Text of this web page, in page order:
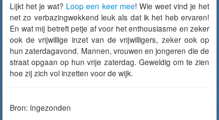
Lijkt het je wat? Loop een keer mee! Wie weet vind je het
net zo verbazingwekkend leuk als dat ik het heb ervaren!
En wat mij betreft petje af voor het enthousiasme en zeker
ook de vrijwillige inzet van de vrijwilligers, zeker ook op
hun zaterdagavond. Mannen, vrouwen en jongeren die de
straat opgaan op hun vrije zaterdag. Geweldig om te zien
hoe zij zich vol inzetten voor de wijk.
Bron: Ingezonden